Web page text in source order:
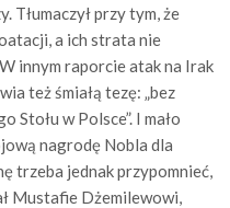
Tłumaczył przy tym, że
a ich strata nie
innym raporcie atak na Irak
też śmiałą tezę: „bez
Stołu w Polsce”. I mało
nagrodę Nobla dla
trzeba jednak przypomnieć,
Mustafie Dżemilewowi,